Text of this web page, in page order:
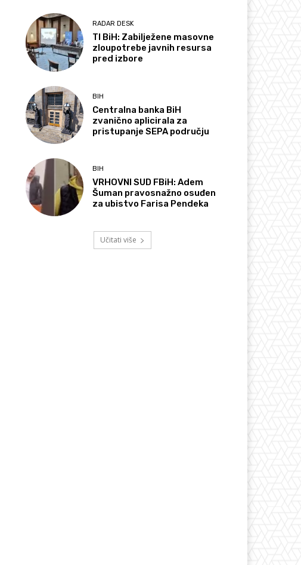
RADAR DESK
TI BiH: Zabilježene masovne
zloupotrebe javnih resursa
pred izbore
BIH
Centralna banka BiH
zvanično aplicirala za
pristupanje SEPA području
BIH
VRHOVNI SUD FBiH: Adem
Šuman pravosnažno osuđen
za ubistvo Farisa Pendeka
Učitati više